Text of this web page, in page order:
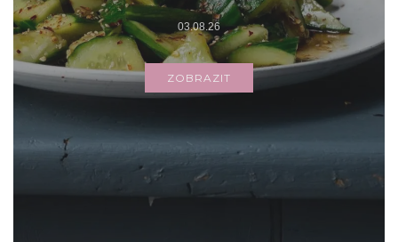
03.08.26
ZOBRAZIT
Archivy